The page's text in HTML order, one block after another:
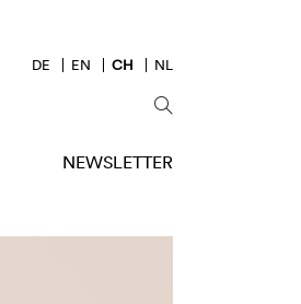
DE EN CH NL
NEWSLETTER